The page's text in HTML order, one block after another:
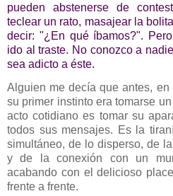
pueden abstenerse de
teclear un rato, masajear la
decir: "¿En qué íbamos?".
ido al traste. No conozco a
sea adicto a éste.
Alguien me decía que antes,
su primer instinto era tomarse
acto cotidiano es tomar su
todos sus mensajes. Es la
simultáneo, de lo disperso, de
y de la conexión con un
acabando con el delicioso
frente a frente.